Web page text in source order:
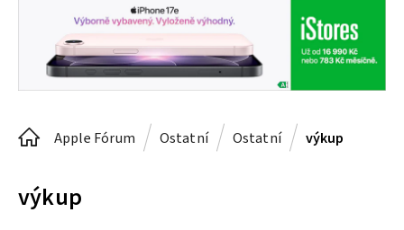
Apple Fórum Ostatní Ostatní výkup
výkup